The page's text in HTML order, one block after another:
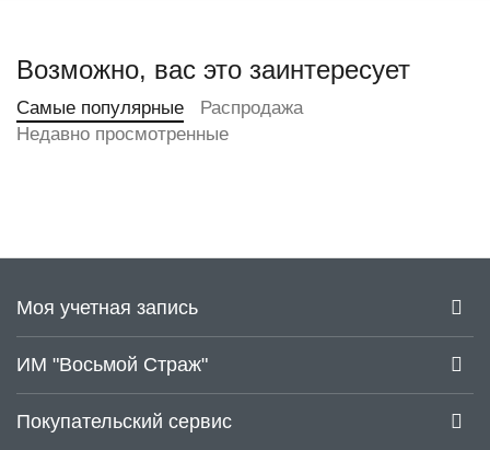
Возможно, вас это заинтересует
Самые популярные
Распродажа
Недавно просмотренные
Моя учетная запись
ИМ "Восьмой Страж"
Покупательский сервис